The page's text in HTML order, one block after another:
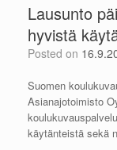
Lausunto
hyvistä
Posted on
Suomen
Asianajotoimisto
käytänteistä sekä